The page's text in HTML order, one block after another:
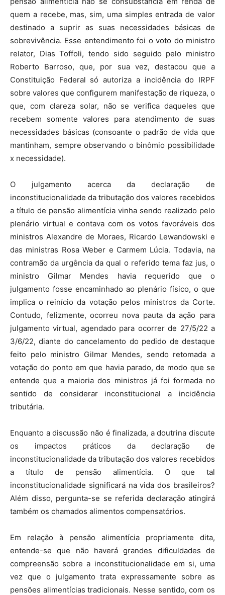
quem a recebe, mas, sim, uma simples entrada de valor
destinado a suprir as suas necessidades básicas de
sobrevivência. Esse entendimento foi o voto do ministro
relator, Dias Toffoli, tendo sido seguido pelo ministro
Roberto Barroso, que, por sua vez, destacou que a
Constituição Federal só autoriza a incidência do IRPF
sobre valores que configurem manifestação de riqueza, o
que, com clareza solar, não se verifica daqueles que
recebem somente valores para atendimento de suas
necessidades básicas (consoante o padrão de vida que
mantinham, sempre observando o binômio possibilidade
x necessidade).
O julgamento acerca da declaração de
inconstitucionalidade da tributação dos valores recebidos
a título de pensão alimentícia vinha sendo realizado pelo
plenário virtual e contava com os votos favoráveis dos
ministros Alexandre de Moraes, Ricardo Lewandowski e
das ministras Rosa Weber e Carmem Lúcia. Todavia, na
contramão da urgência da qual o referido tema faz jus, o
ministro Gilmar Mendes havia requerido que o
julgamento fosse encaminhado ao plenário físico, o que
implica o reinício da votação pelos ministros da Corte.
Contudo, felizmente, ocorreu nova pauta da ação para
julgamento virtual, agendado para ocorrer de 27/5/22 a
3/6/22, diante do cancelamento do pedido de destaque
feito pelo ministro Gilmar Mendes, sendo retomada a
votação do ponto em que havia parado, de modo que se
entende que a maioria dos ministros já foi formada no
sentido de considerar inconstitucional a incidência
tributária.
Enquanto a discussão não é finalizada, a doutrina discute
os impactos práticos da declaração de
inconstitucionalidade da tributação dos valores recebidos
a título de pensão alimentícia. O que tal
inconstitucionalidade significará na vida dos brasileiros?
Além disso, pergunta-se se referida declaração atingirá
também os chamados alimentos compensatórios.
Em relação à pensão alimentícia propriamente dita,
entende-se que não haverá grandes dificuldades de
compreensão sobre a inconstitucionalidade em si, uma
vez que o julgamento trata expressamente sobre as
pensões alimentícias tradicionais. Nesse sentido, com os